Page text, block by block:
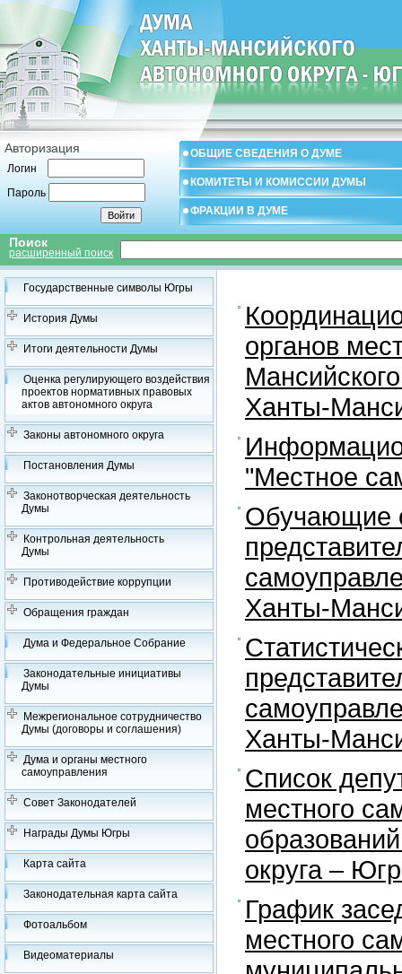
Авторизация
Логин
Пароль
ОБЩИЕ СВЕДЕНИЯ О ДУМЕ
КОМИТЕТЫ И КОМИССИИ ДУМЫ
ФРАКЦИИ В ДУМЕ
Поиск
расширенный поиск
Государственные символы Югры
История Думы
Итоги деятельности Думы
Оценка регулирующего воздействия
проектов нормативных правовых
актов автономного округа
Законы автономного округа
Постановления Думы
Законотворческая деятельность
Думы
Контрольная деятельность
Думы
Противодействие коррупции
Обращения граждан
Дума и Федеральное Собрание
Законодательные инициативы
Думы
Межрегиональное сотрудничество
Думы (договоры и соглашения)
Дума и органы местного
самоуправления
Совет Законодателей
Награды Думы Югры
Карта сайта
Законодательная карта сайта
Фотоальбом
Видеоматериалы
органов
Ханты-
"Местное
Обучающие
Ханты-
Ханты-
Список
местного
округа –
График
местного